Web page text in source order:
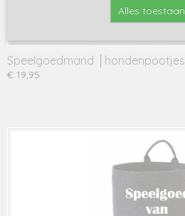
Speelgoedmand │hondenpootjes
€ 19,95
Alles toestaan